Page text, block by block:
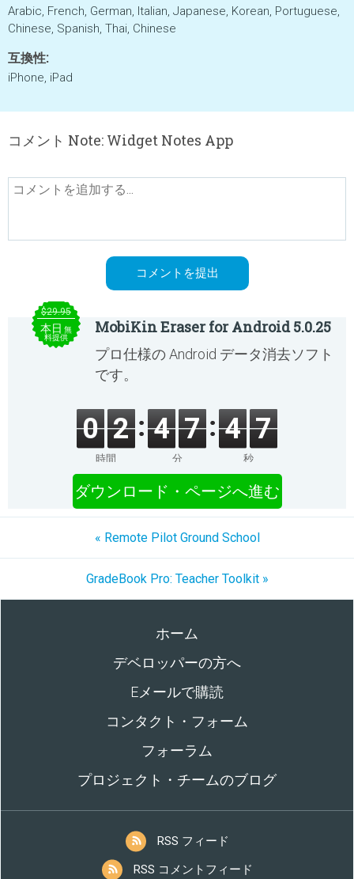
Arabic, French, German, Italian, Japanese, Korean, Portuguese,
Chinese, Spanish, Thai, Chinese
互換性:
iPhone, iPad
コメント Note: Widget Notes App
$29.95
本日 無
料提供
MobiKin Eraser for Android 5.0.25
プロ仕様の Android データ消去ソフト
です。
0 2
時間
4 7
分
4 7
秒
ダウンロード・ページへ進む
« Remote Pilot Ground School
GradeBook Pro: Teacher Toolkit »
ホーム
デベロッパーの方へ
Eメールで購読
コンタクト・フォーム
フォーラム
プロジェクト・チームのブログ
RSS フィード
RSS コメントフィード